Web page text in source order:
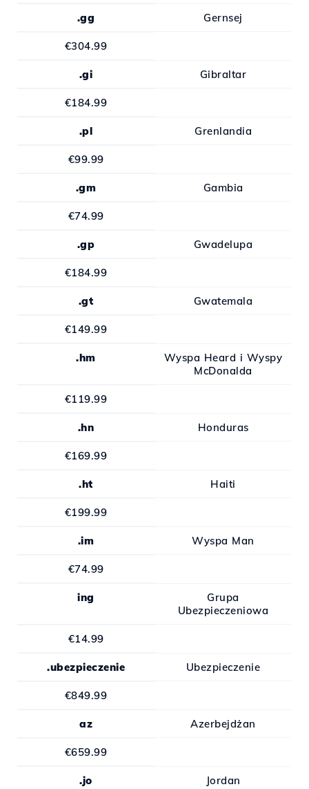
.gg Gernsej
€304.99
.gi Gibraltar
€184.99
.pl Grenlandia
€99.99
.gm Gambia
€74.99
.gp Gwadelupa
€184.99
.gt Gwatemala
€149.99
.hm
Wyspa Heard i Wyspy
McDonalda
€119.99
.hn Honduras
€169.99
.ht Haiti
€199.99
.im Wyspa Man
€74.99
ing
Grupa
Ubezpieczeniowa
€14.99
.ubezpieczenie Ubezpieczenie
€849.99
az Azerbejdżan
€659.99
.jo Jordan